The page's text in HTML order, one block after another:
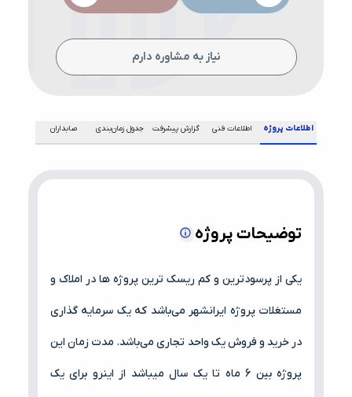
نیاز به مشاوره دارم
اطلاعات پروژه اطلاعات فنی گزارش پیشرفت جدول زمان‌بندی صابداران
توضیحات پروژه
یکی از پرسودترین و کم ریسک ترین پروژه ها در املاک و
مستغلات پروژه ایرانشهر می‌باشد که یک سرمایه گذاری
در خرید و فروش یک واحد تجاری می‌باشد. مدت زمان این
پروژه بین 6 ماه تا یک سال میباشد از اینرو برای یک